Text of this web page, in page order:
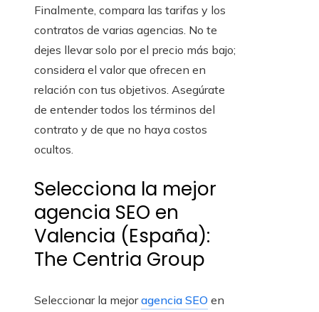
Finalmente, compara las tarifas y los
contratos de varias agencias. No te
dejes llevar solo por el precio más bajo;
considera el valor que ofrecen en
relación con tus objetivos. Asegúrate
de entender todos los términos del
contrato y de que no haya costos
ocultos.
Selecciona la mejor
agencia SEO en
Valencia (España):
The Centria Group
Seleccionar la mejoragencia SEO en